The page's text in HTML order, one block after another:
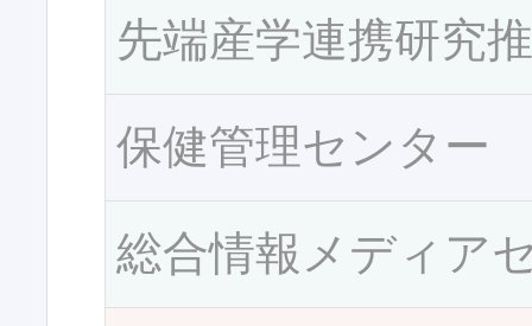
先端産学連携研究
保健管理センター
総合情報メディア